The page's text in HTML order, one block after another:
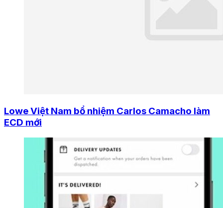
Lowe Việt Nam bổ nhiệm Carlos Camacho làm
ECD mới